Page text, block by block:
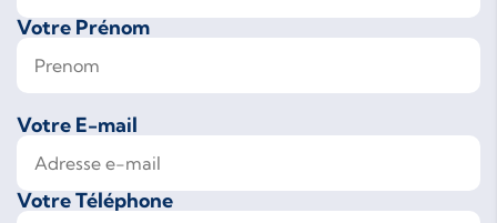
Votre Prénom
Votre E-mail
Votre Téléphone